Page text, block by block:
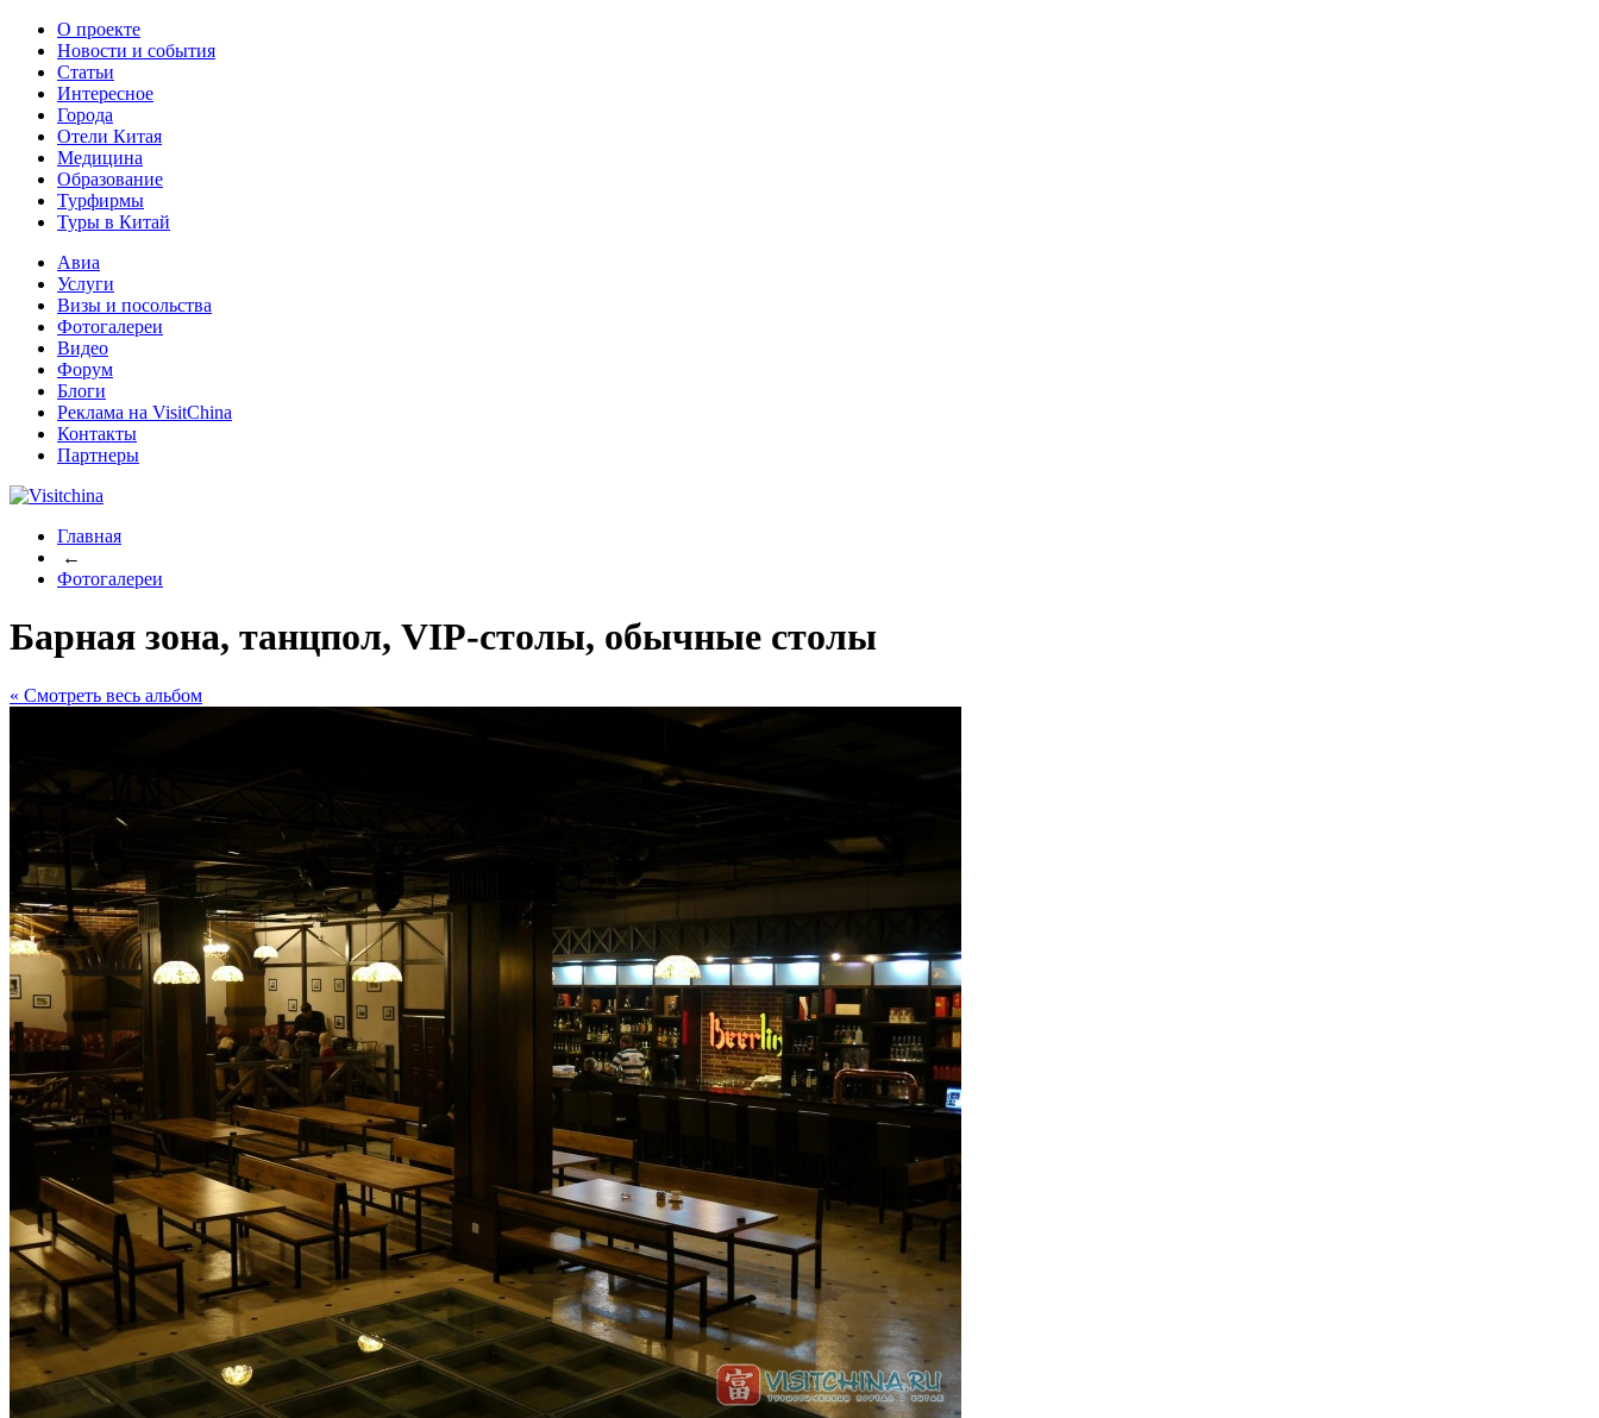
О проекте
Новости и события
Статьи
Интересное
Города
Отели Китая
Медицина
Образование
Турфирмы
Туры в Китай
Авиа
Услуги
Визы и посольства
Фотогалереи
Видео
Форум
Блоги
Реклама на VisitChina
Контакты
Партнеры
Главная
←
Фотогалереи
Барная зона, танцпол, VIP-столы, обычные столы
« Cмотреть весь альбом